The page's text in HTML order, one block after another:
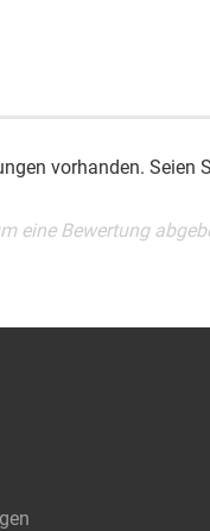
vorhanden. Seien
eine Bewertung